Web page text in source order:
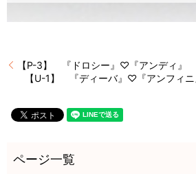
【P-3】 『ドロシー』♡『アンディ』
【U-1】 『ディーバ』♡『アンフィ